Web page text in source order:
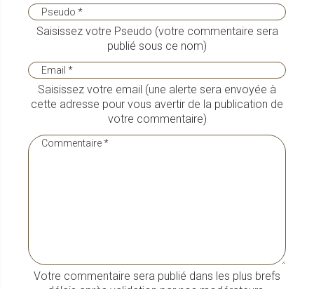
Saisissez votre Pseudo (votre commentaire sera
publié sous ce nom)
Saisissez votre email (une alerte sera envoyée à
cette adresse pour vous avertir de la publication de
votre commentaire)
Votre commentaire sera publié dans les plus brefs